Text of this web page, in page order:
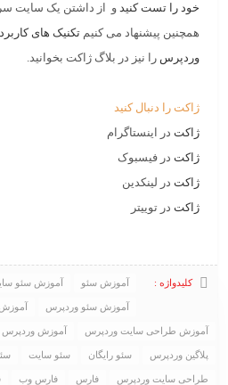
خود را تست کنید و از داشتن یک سایت
همچنین پیشنهاد می کنیم تکنیک های
وردپرس را نیز در بلاگ ژاکت بخوانید.
ژاکت را دنبال کنید
ژاکت در اینستاگرام
ژاکت در فیسبوک
ژاکت در لینکدین
ژاکت در توییتر
کلیدواژه : آموزش سئو آموزش سئو
آموزش سئو وردپرس
آموزش طراحی سایت وردپرس آموزش وردپرس
پلاگین وردپرس سئو رایگان سئو سایت
طراحی سایت وردپرس فارس فارس وب